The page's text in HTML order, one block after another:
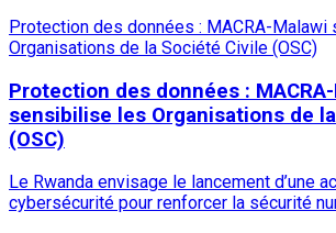
Protection des données : MACRA-
Organisations de la Société Civile (OSC)
Protection des données :
sensibilise les Organisations de
(OSC)
Le Rwanda envisage le lancement d’une
cybersécurité pour renforcer la sécurité